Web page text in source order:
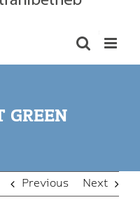
GREEN
Previous Next